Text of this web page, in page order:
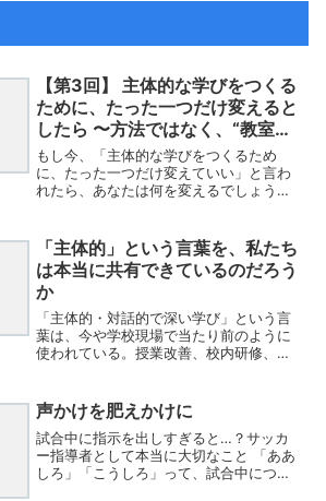
【第3回】 主体的な学びをつくる
ために、たった一つだけ変えると
したら 〜方法ではなく、“教室の
デフォルト”を変える〜
もし今、「主体的な学びをつくるため
に、たった一つだけ変えていい」と言わ
れたら、あなたは何を変えるでしょう
流れでしょうか。どれも大事です。どれ
も意味があります。でも私...
「主体的」という言葉を、私たち
は本当に共有できているのだろう
か
「主体的・対話的で深い学び」という言
葉は、今や学校現場で当たり前のように
使われている。授業改善、校内研修、研
し、現場に身を置いていると、ずっと引
っかかっていることがある...
声かけを肥えかけに
試合中に指示を出しすぎると…？サッカ
ー指導者として本当に大切なこと 「ああ
しろ」「こうしろ」って、試合中につい